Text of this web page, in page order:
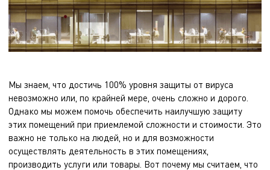
Мы знаем, что достичь 100% уровня защиты от вируса
невозможно или, по крайней мере, очень сложно и дорого.
Однако мы можем помочь обеспечить наилучшую защиту
этих помещений при приемлемой сложности и стоимости. Это
важно не только на людей, но и для возможности
осуществлять деятельность в этих помещениях,
производить услуги или товары. Вот почему мы считаем, что